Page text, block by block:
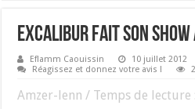
EXCALIBUR FAIT SON
Eflamm Caouissin
10 juillet 2012
Réagissez et donnez votre avis !
Amzer-lenn / Temps de lecture :